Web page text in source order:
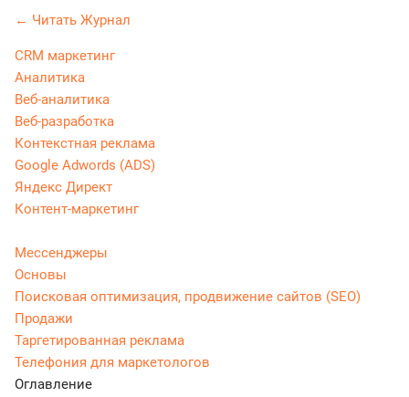
← Читать Журнал
CRM маркетинг
Аналитика
Веб-аналитика
Веб-разработка
Контекстная реклама
Google Adwords (ADS)
Яндекс Директ
Контент-маркетинг
Мессенджеры
Основы
Поисковая оптимизация, продвижение сайтов (SEO)
Продажи
Таргетированная реклама
Телефония для маркетологов
Оглавление